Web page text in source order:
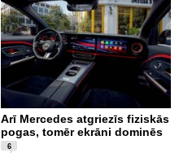
Arī Mercedes atgriezīs fiziskās
pogas, tomēr ekrāni dominēs
6